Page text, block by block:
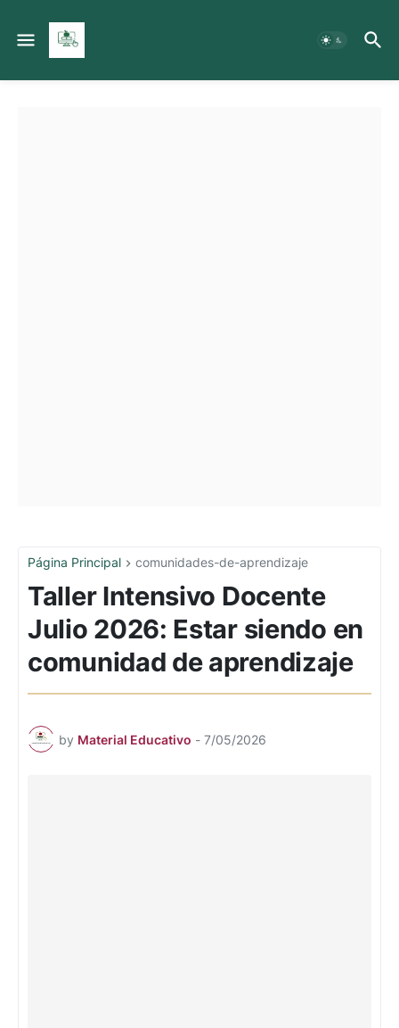
Página Principal comunidades-de-aprendizaje
Taller Intensivo Docente
Julio 2026: Estar siendo en
comunidad de aprendizaje
by Material Educativo - 7/05/2026